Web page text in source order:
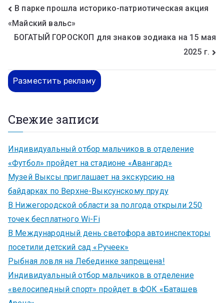
В парке прошла историко-патриотическая акция
«Майский вальс»
БОГАТЫЙ ГОРОСКОП для знаков зодиака на 15 мая
2025 г.
Разместить рекламу
Свежие записи
Индивидуальный отбор мальчиков в отделение
«Футбол» пройдет на стадионе «Авангард»
Музей Выксы приглашает на экскурсию на
байдарках по Верхне-Выксунскому пруду
В Нижегородской области за полгода открыли 250
точек бесплатного Wi-Fi
В Международный день светофора автоинспекторы
посетили детский сад «Ручеек»
Рыбная ловля на Лебединке запрещена!
Индивидуальный отбор мальчиков в отделение
«велосипедный спорт» пройдет в ФОК «Баташев